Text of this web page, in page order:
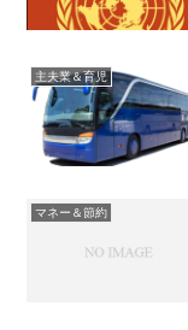
主夫業＆育児
マネー＆節約